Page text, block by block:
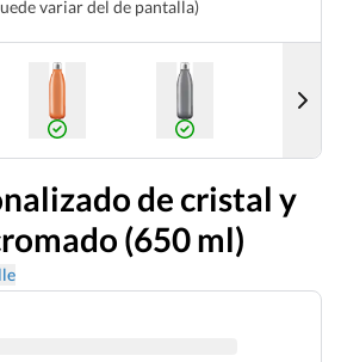
variar del de pantalla)
de cristal y
(650 ml)